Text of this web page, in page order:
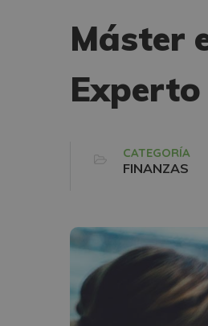
Máster
CATEGORÍA
FINANZAS